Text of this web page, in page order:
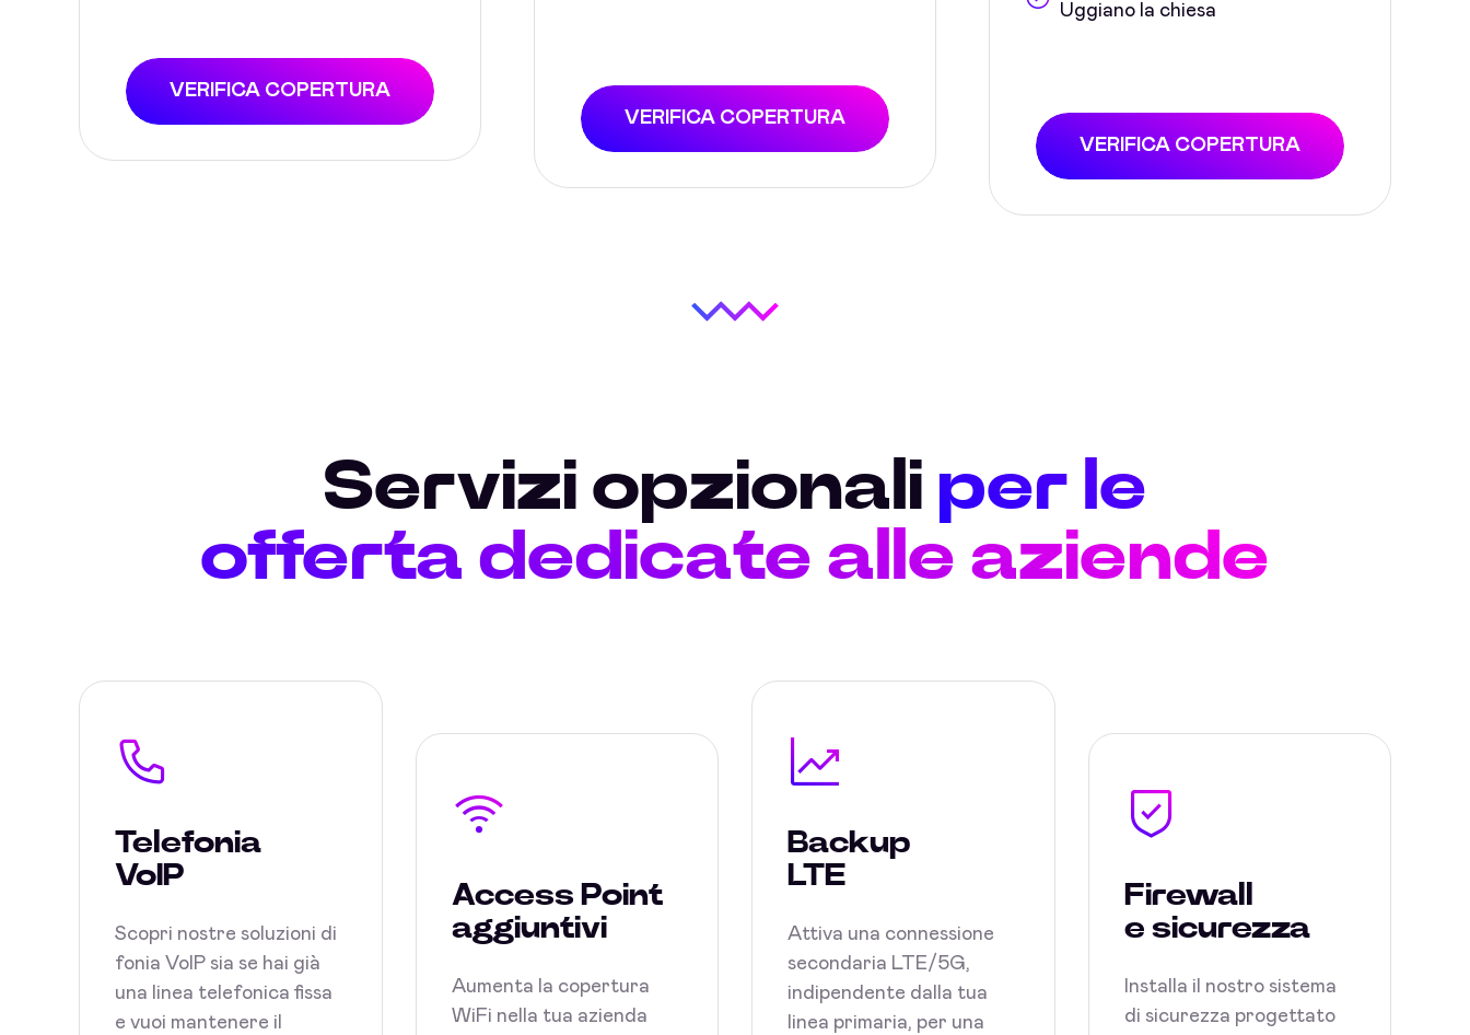
VERIFICA COPERTURA
VERIFICA COPERTURA
Uggiano la chiesa
VERIFICA COPERTURA
Servizi opzionali per le
offerta dedicate alle aziende
Telefonia
VoIP
Scopri nostre soluzioni di
fonia VoIP sia se hai già
una linea telefonica fissa
e vuoi mantenere il
Access Point
aggiuntivi
Aumenta la copertura
WiFi nella tua azienda
Backup
LTE
Attiva una connessione
secondaria LTE/5G,
indipendente dalla tua
linea primaria, per una
Firewall
e sicurezza
Installa il nostro sistema
di sicurezza progettato